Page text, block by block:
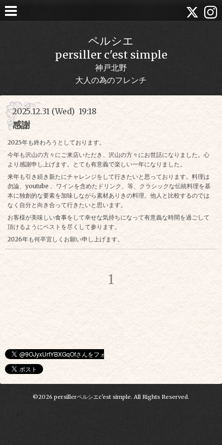
ペルシエ
persiller c'est simple
神戸北野
大人の為のフレンチ
2025.12.31 (Wed) 19:18
感謝
2025年も終わろうとしております。
今年も沢山の方々にご来店いただき、沢山の方々にお世話になりました。心
より感謝申し上げます。とても有意義で楽しい一年になりました。
来年も引き続き新たにチャレンジをして行きたいと思っております。料理は
勿論、youtube 、ワインを含めたドリンク、等、クラシックな伝統料理を基
本に独創的な要素を加味しながら素材ありきの料理。他人と比較するのでは
なく自分と向き合って行きたいと思います。
お客様が美味しい食事をして幸せな気持ちになって有意義な時間を過ごして
頂けるようにベストを尽くして参ります。
2026年も何卒宜しくお願い申し上げます。
1
©2026 persillerペルシエc'est simple. All Rights Reserved.